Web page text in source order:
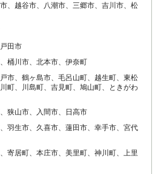
、越谷市、八潮市、三郷市、吉川市、松
田市
桶川市、北本市、伊奈町
市、鶴ヶ島市、毛呂山町、越生町、東松
町、川島町、吉見町、鳩山町、ときがわ
狭山市、入間市、日高市
羽生市、久喜市、蓮田市、幸手市、宮代
寄居町、本庄市、美里町、神川町、上里